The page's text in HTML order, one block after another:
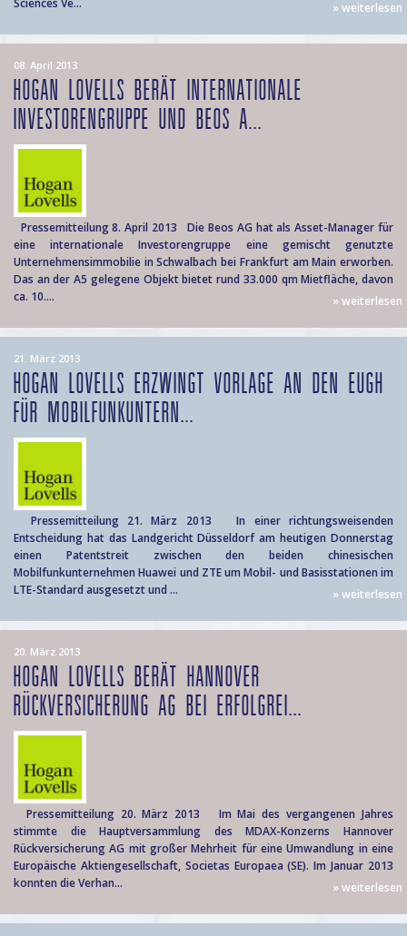
Sciences Ve... » weiterlesen
08. April 2013
HOGAN LOVELLS BERÄT INTERNATIONALE
INVESTORENGRUPPE UND BEOS A...
Pressemitteilung 8. April 2013 Die Beos AG hat als Asset-Manager für
eine internationale Investorengruppe eine gemischt genutzte
Unternehmensimmobilie in Schwalbach bei Frankfurt am Main erworben.
Das an der A5 gelegene Objekt bietet rund 33.000 qm Mietfläche, davon
ca. 10....
» weiterlesen
21. März 2013
HOGAN LOVELLS ERZWINGT VORLAGE AN DEN EUGH
FÜR MOBILFUNKUNTERN...
Pressemitteilung 21. März 2013 In einer richtungsweisenden
Entscheidung hat das Landgericht Düsseldorf am heutigen Donnerstag
einen Patentstreit zwischen den beiden chinesischen
Mobilfunkunternehmen Huawei und ZTE um Mobil- und Basisstationen im
LTE-Standard ausgesetzt und ...
» weiterlesen
20. März 2013
HOGAN LOVELLS BERÄT HANNOVER
RÜCKVERSICHERUNG AG BEI ERFOLGREI...
Pressemitteilung 20. März 2013 Im Mai des vergangenen Jahres
stimmte die Hauptversammlung des MDAX-Konzerns Hannover
Rückversicherung AG mit großer Mehrheit für eine Umwandlung in eine
Europäische Aktiengesellschaft, Societas Europaea (SE). Im Januar 2013
konnten die Verhan...
» weiterlesen